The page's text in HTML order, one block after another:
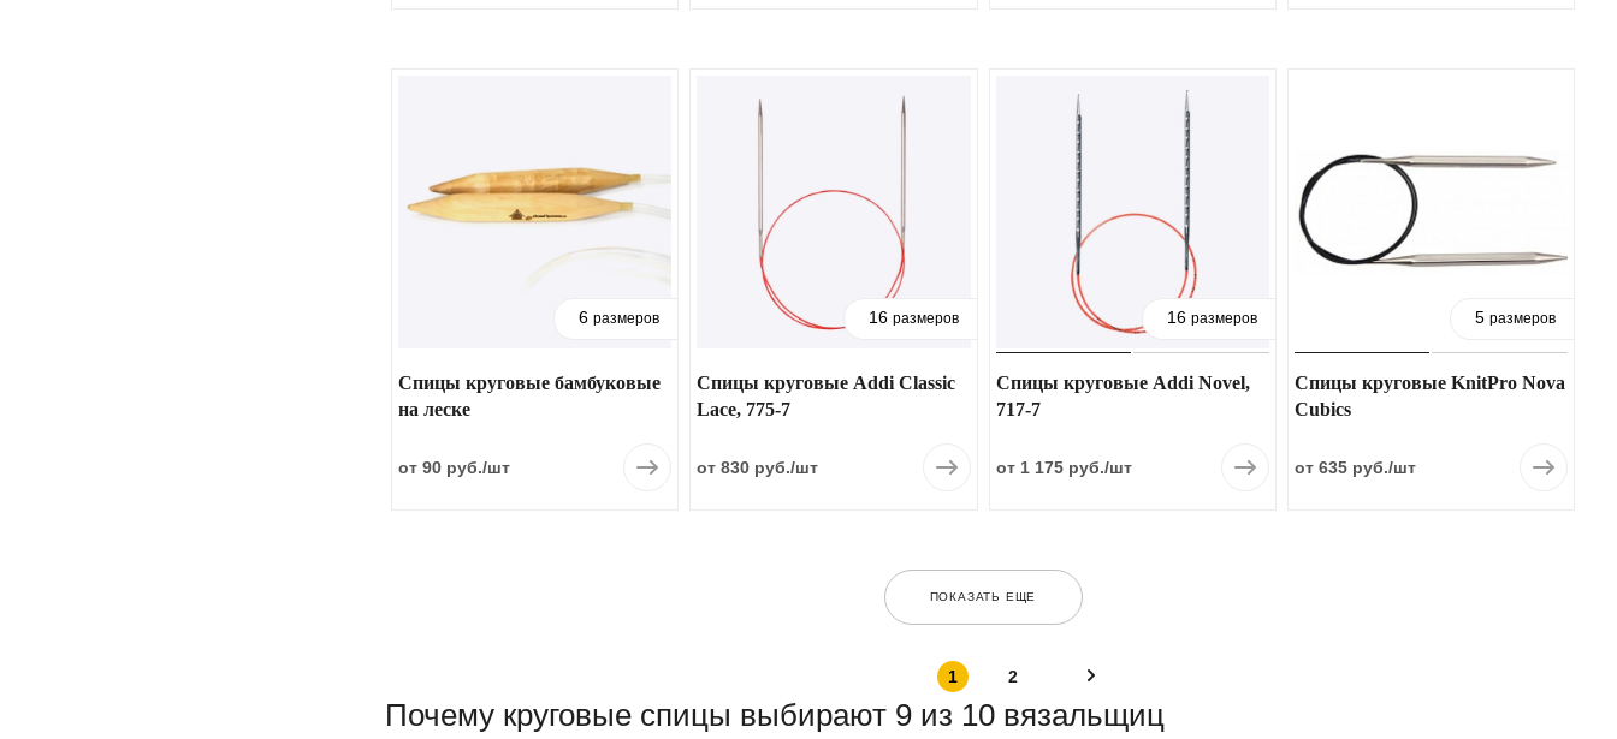
6размеров
Спицы круговые бамбуковые
на леске
от 90 руб./шт
16 размеров
Спицы круговые Addi Classic
Lace, 775-7
от 830 руб./шт
16 размеров
Спицы круговые Addi Novel,
717-7
от 1 175 руб./шт
5 размеров
Спицы круговые KnitPro Nova
Cubics
от 635 руб./шт
ПОКАЗАТЬ ЕЩЕ
1 2
Почему круговые спицы выбирают 9 из 10 вязальщиц